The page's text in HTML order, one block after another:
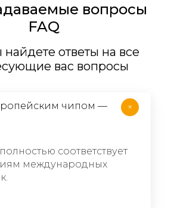
вопросы
FAQ
ответы на все
вас вопросы
чипом —
соответствует
международных
+